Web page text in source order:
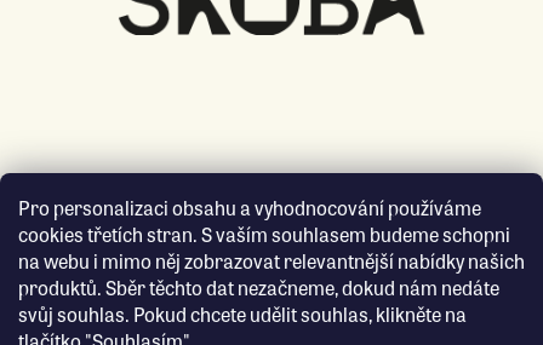
Pro personalizaci obsahu a vyhodnocování používáme
cookies třetích stran. S vaším souhlasem budeme schopni
na webu i mimo něj zobrazovat relevantnější nabídky našich
produktů. Sběr těchto dat nezačneme, dokud nám nedáte
svůj souhlas. Pokud chcete udělit souhlas, klikněte na